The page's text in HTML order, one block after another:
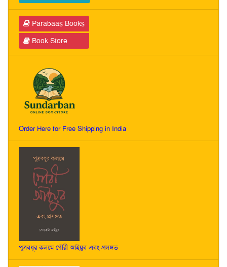
Parabaas Books
Book Store
Order Here for Free Shipping in India
পুত্রবধূর কলমে গৌরী আইয়ুব এবং প্রসঙ্গত